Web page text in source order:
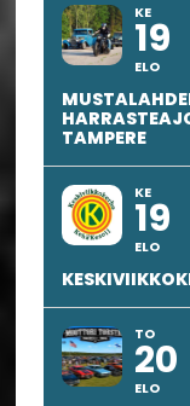
KE
19
ELO
TAMPERE
KE
19
ELO
TO
20
ELO